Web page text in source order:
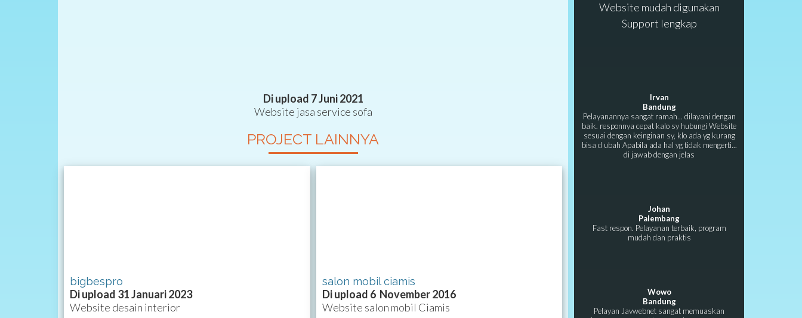
Di upload 7 Juni 2021
Website jasa service sofa
PROJECT LAINNYA
bigbespro
Di upload 31 Januari 2023
Website desain interior
salon mobil ciamis
Di upload 6 November 2016
Website salon mobil Ciamis
Website mudah digunakan
Support lengkap
Irvan
Bandung
Pelayanannya sangat ramah... dilayani dengan
baik. responnya cepat kalo sy hubungi Website
sesuai dengan keinginan sy, klo ada yg kurang
bisa d ubah Apabila ada hal yg tidak mengerti...
di jawab dengan jelas
Johan
Palembang
Fast respon. Pelayanan terbaik, program
mudah dan praktis
Wowo
Bandung
Pelayan Javwebnet sangat memuaskan